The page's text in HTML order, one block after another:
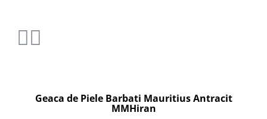
Geaca de Piele Barbati Mauritius Antracit
MMHiran